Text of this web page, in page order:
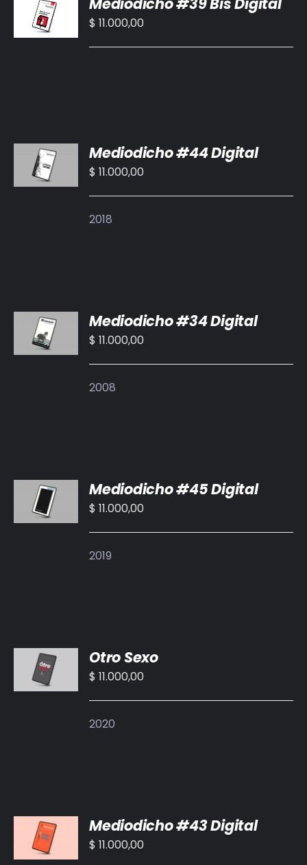
CARRITO
/
$ 11.000,00
AL
CARRITO
/
Mediodicho #44 Digital
$ 11.000,00
2018
AL
CARRITO
/
Mediodicho #34 Digital
$ 11.000,00
2008
AL
CARRITO
/
Mediodicho #45 Digital
$ 11.000,00
2019
AL
CARRITO
/
Otro Sexo
$ 11.000,00
2020
AL
CARRITO
/
Mediodicho #43 Digital
$ 11.000,00